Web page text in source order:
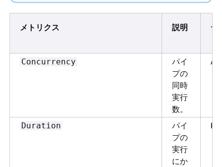
メトリクス 説明 デ
Concurrency
パイ
プの
同時
実行
数。
Duration
パイ
プの
実行
にか